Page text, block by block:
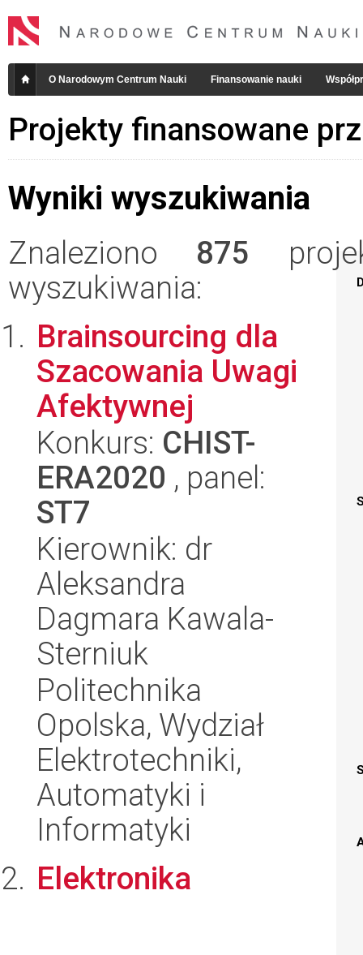
O Narodowym Centrum Nauki Finansowanie nauki
Projekty finansowane
Wyniki wyszukiwania
Znaleziono 875
wyszukiwania:
Brainsourcing dla
Szacowania Uwagi
Afektywnej
Konkurs: CHIST-
ERA2020 , panel:
ST7
Kierownik: dr
Aleksandra
Dagmara Kawala-
Sterniuk
Politechnika
Opolska, Wydział
Elektrotechniki,
Automatyki i
Informatyki
Elektronika